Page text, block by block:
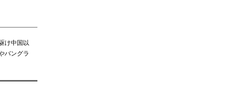
け中国以
バングラ